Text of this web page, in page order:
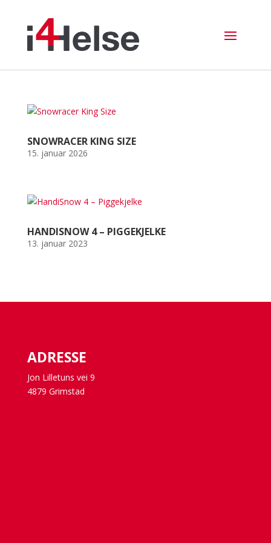
SNOWRACER KING SIZE
15. januar 2026
HANDISNOW 4 – PIGGEKJELKE
13. januar 2023
ADRESSE
Jon Lilletuns vei 9
4879 Grimstad